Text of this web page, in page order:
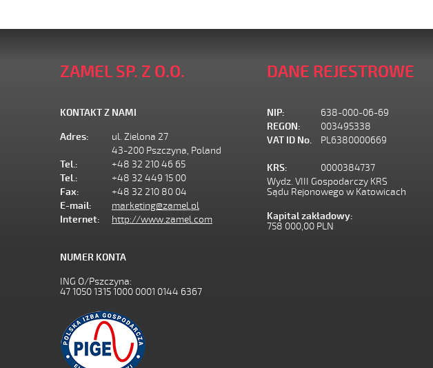
ZAMEL SP. Z O.O.
KONTAKT Z NAMI
Adres:
ul. Zielona 27
43-200 Pszczyna, Poland
Tel.:
+48 32 210 46 65
Tel.:
+48 32 449 15 00
Fax:
+48 32 210 80 04
E-mail:
marketing@zamel.pl
Internet:
http://www.zamel.com
NUMER KONTA
ING O/Pszczyna:
47 1050 1315 1000 0001 0144 6367
DANE REJESTROWE
NIP:
638-000-06-69
REGON:
003495338
VAT ID No.
PL6380000669
KRS:
0000384737
Wydz. VIII Gospodarczy KRS
Sądu Rejonowego w Katowicach
Kapital zakładowy:
758 000,00 PLN